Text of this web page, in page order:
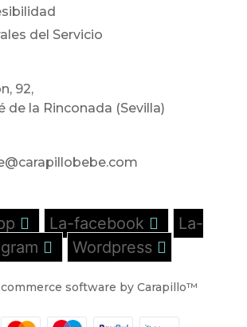
del Servicio
92,
de la Rinconada (Sevilla)
La-facebook
La-
Wordpress
software by Carapillo™